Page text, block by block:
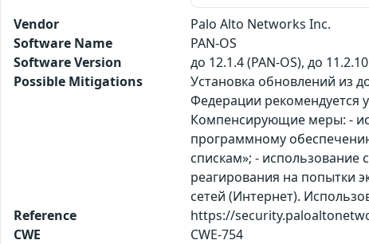
Vendor
Palo Alto Networks Inc.
Software Name
PAN-OS
Software Version
до 12.1.4 (PAN-OS), до
Possible Mitigations
Установка обновлений из
Федерации рекомендуется
Компенсирующие меры: -
программному
спискам»; -
реагирования на попытки
сетей (Интернет).
Reference
https://
CWE
CWE-754